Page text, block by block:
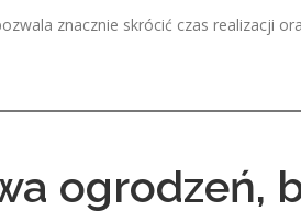
znacznie skrócić czas realizacji
ogrodzeń,